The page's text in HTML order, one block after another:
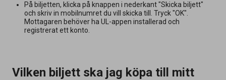
På biljetten, klicka på knappen i nederkant "Skicka biljett"
och skriv in mobilnumret du vill skicka till. Tryck "OK".
Mottagaren behöver ha UL-appen installerad och
registrerat ett konto.
Vilken biljett ska jag köpa till mitt